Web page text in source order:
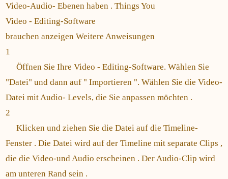
Video-Audio- Ebenen haben . Things You
Video - Editing-Software
brauchen anzeigen Weitere Anweisungen
1
Öffnen Sie Ihre Video - Editing-Software. Wählen Sie
"Datei" und dann auf " Importieren ". Wählen Sie die Video-
Datei mit Audio- Levels, die Sie anpassen möchten .
2
Klicken und ziehen Sie die Datei auf die Timeline-
Fenster . Die Datei wird auf der Timeline mit separate Clips ,
die die Video-und Audio erscheinen . Der Audio-Clip wird
am unteren Rand sein .